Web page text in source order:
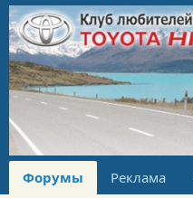
Форумы Реклама